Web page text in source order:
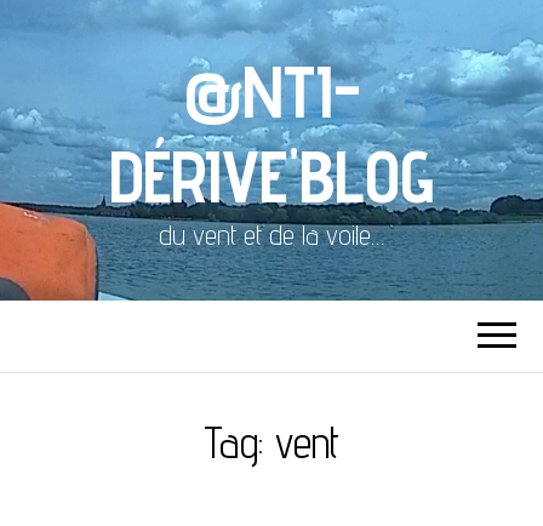
@NTI-
DÉRIVE'BLOG
du vent et de la voile…
Tag: vent